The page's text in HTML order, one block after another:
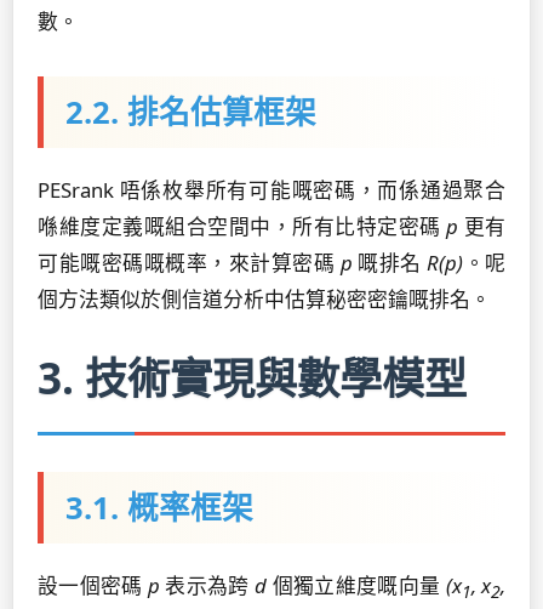
數。
2.2. 排名估算框架
PESrank 唔係枚舉所有可能嘅密碼，而係通過聚合
喺維度定義嘅組合空間中，所有比特定密碼 p 更有
可能嘅密碼嘅概率，來計算密碼 p 嘅排名 R(p) 。呢
個方法類似於側信道分析中估算秘密密鑰嘅排名。
3. 技術實現與數學模型
3.1. 概率框架
設一個密碼p 表示為跨d 個獨立維度嘅向量 (x1, x2,